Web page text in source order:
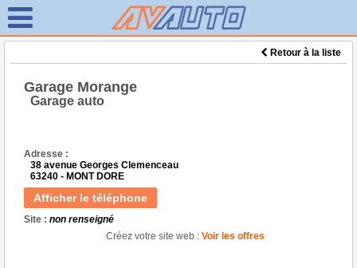
Retour à la liste
Garage Morange
Garage auto
Adresse :
38 avenue Georges Clemenceau
63240 - MONT DORE
Afficher le téléphone
Site : non renseigné
Créez votre site web : Voir les offres